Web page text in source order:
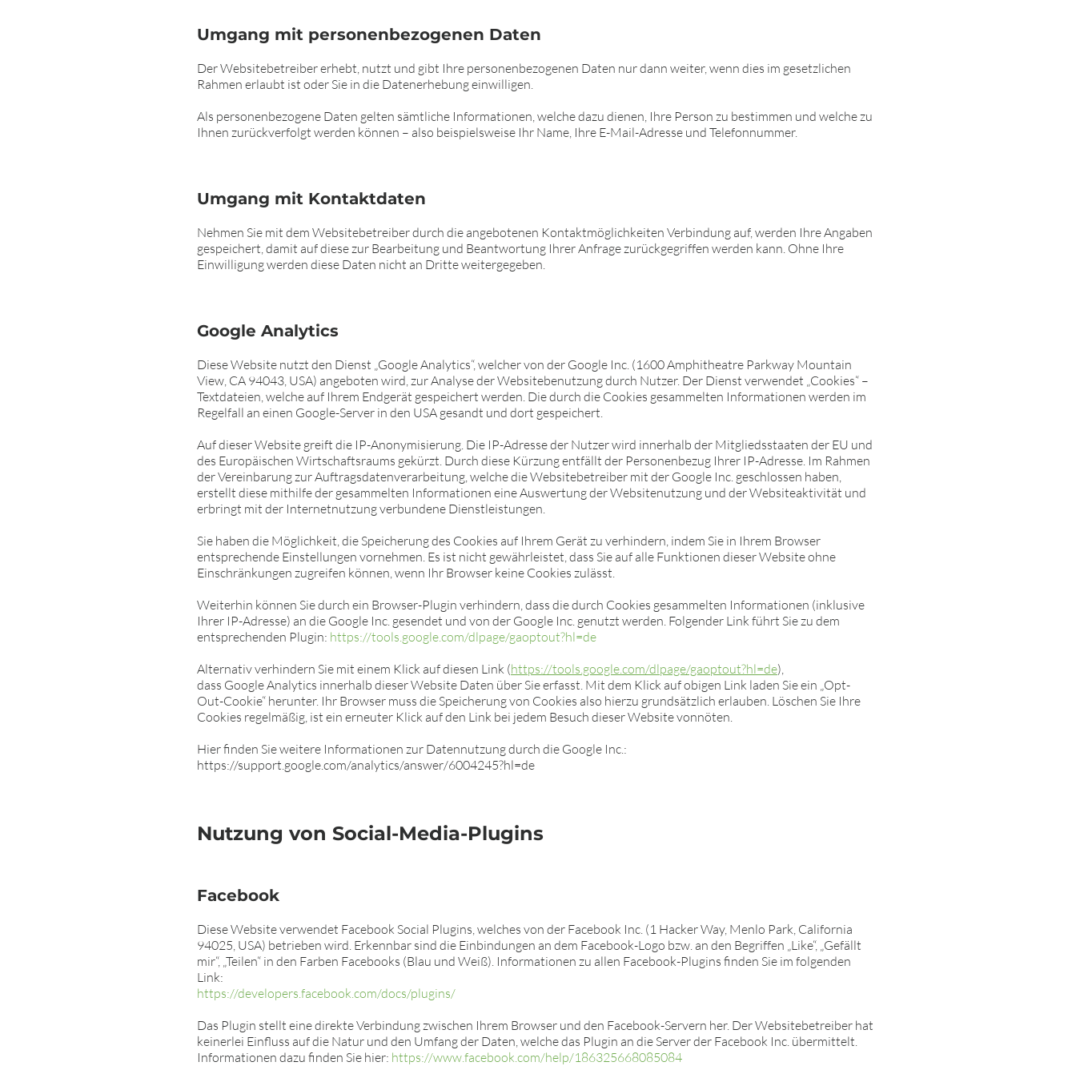
Umgang mit personenbezogenen Daten
Der Websitebetreiber erhebt, nutzt und gibt Ihre personenbezogenen Daten nur dann weiter, wenn dies im gesetzlichen
Rahmen erlaubt ist oder Sie in die Datenerhebung einwilligen.
Als personenbezogene Daten gelten sämtliche Informationen, welche dazu dienen, Ihre Person zu bestimmen und welche zu
Ihnen zurückverfolgt werden können – also beispielsweise Ihr Name, Ihre E-Mail-Adresse und Telefonnummer.
Umgang mit Kontaktdaten
Nehmen Sie mit dem Websitebetreiber durch die angebotenen Kontaktmöglichkeiten Verbindung auf, werden Ihre Angaben
gespeichert, damit auf diese zur Bearbeitung und Beantwortung Ihrer Anfrage zurückgegriffen werden kann. Ohne Ihre
Einwilligung werden diese Daten nicht an Dritte weitergegeben.
Google Analytics
Diese Website nutzt den Dienst „Google Analytics“, welcher von der Google Inc. (1600 Amphitheatre Parkway Mountain
View, CA 94043, USA) angeboten wird, zur Analyse der Websitebenutzung durch Nutzer. Der Dienst verwendet „Cookies“ –
Textdateien, welche auf Ihrem Endgerät gespeichert werden. Die durch die Cookies gesammelten Informationen werden im
Regelfall an einen Google-Server in den USA gesandt und dort gespeichert.
Auf dieser Website greift die IP-Anonymisierung. Die IP-Adresse der Nutzer wird innerhalb der Mitgliedsstaaten der EU und
des Europäischen Wirtschaftsraums gekürzt. Durch diese Kürzung entfällt der Personenbezug Ihrer IP-Adresse. Im Rahmen
der Vereinbarung zur Auftragsdatenverarbeitung, welche die Websitebetreiber mit der Google Inc. geschlossen haben,
erstellt diese mithilfe der gesammelten Informationen eine Auswertung der Websitenutzung und der Websiteaktivität und
erbringt mit der Internetnutzung verbundene Dienstleistungen.
Sie haben die Möglichkeit, die Speicherung des Cookies auf Ihrem Gerät zu verhindern, indem Sie in Ihrem Browser
entsprechende Einstellungen vornehmen. Es ist nicht gewährleistet, dass Sie auf alle Funktionen dieser Website ohne
Einschränkungen zugreifen können, wenn Ihr Browser keine Cookies zulässt.
Weiterhin können Sie durch ein Browser-Plugin verhindern, dass die durch Cookies gesammelten Informationen (inklusive
Ihrer IP-Adresse) an die Google Inc. gesendet und von der Google Inc. genutzt werden. Folgender Link führt Sie zu dem
entsprechenden Plugin: https://tools.google.com/dlpage/gaoptout?hl=de
Alternativ verhindern Sie mit einem Klick auf diesen Link (https://tools.google.com/dlpage/gaoptout?hl=de),
dass Google Analytics innerhalb dieser Website Daten über Sie erfasst. Mit dem Klick auf obigen Link laden Sie ein „Opt-
Out-Cookie“ herunter. Ihr Browser muss die Speicherung von Cookies also hierzu grundsätzlich erlauben. Löschen Sie Ihre
Cookies regelmäßig, ist ein erneuter Klick auf den Link bei jedem Besuch dieser Website vonnöten.
Hier finden Sie weitere Informationen zur Datennutzung durch die Google Inc.:
https://support.google.com/analytics/answer/6004245?hl=de
Nutzung von Social-Media-Plugins
Facebook
Diese Website verwendet Facebook Social Plugins, welches von der Facebook Inc. (1 Hacker Way, Menlo Park, California
94025, USA) betrieben wird. Erkennbar sind die Einbindungen an dem Facebook-Logo bzw. an den Begriffen „Like“, „Gefällt
mir“, „Teilen“ in den Farben Facebooks (Blau und Weiß). Informationen zu allen Facebook-Plugins finden Sie im folgenden
Link:
https://developers.facebook.com/docs/plugins/
Das Plugin stellt eine direkte Verbindung zwischen Ihrem Browser und den Facebook-Servern her. Der Websitebetreiber hat
keinerlei Einfluss auf die Natur und den Umfang der Daten, welche das Plugin an die Server der Facebook Inc. übermittelt.
Informationen dazu finden Sie hier: https://www.facebook.com/help/186325668085084